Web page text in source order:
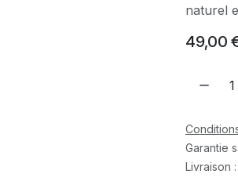
naturel
49,00
Garantie
Livraison